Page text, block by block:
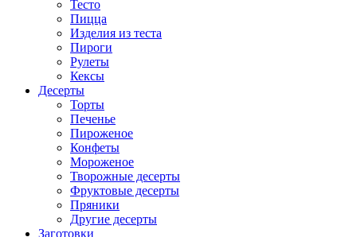
Тесто
Пицца
Изделия из теста
Пироги
Рулеты
Кексы
Десерты
Торты
Печенье
Пироженое
Конфеты
Мороженое
Творожные десерты
Фруктовые десерты
Пряники
Другие десерты
Заготовки